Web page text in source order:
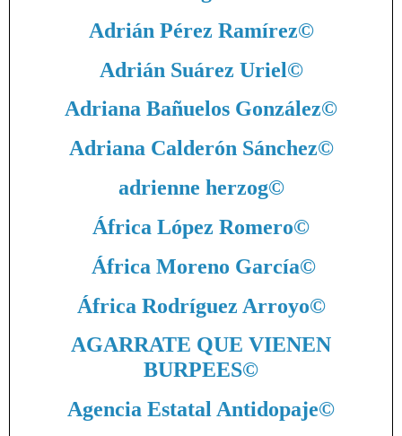
Adrián Pérez Ramírez©
Adrián Suárez Uriel©
Adriana Bañuelos González©
Adriana Calderón Sánchez©
adrienne herzog©
África López Romero©
África Moreno García©
África Rodríguez Arroyo©
AGARRATE QUE VIENEN
BURPEES©
Agencia Estatal Antidopaje©